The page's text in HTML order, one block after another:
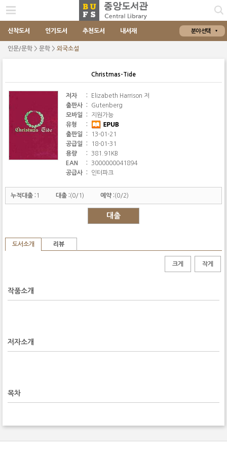
신착도서 인기도서 추천도서 내서재 분야 선택
인문/문학 > 문학 > 외국소설
Christmas-Tide
저자 :
Elizabeth Harrison 저
출판사
:
Gutenberg
모바일
:
지원가능
유형
:
출판일
:
13-01-21
공급일
:
18-01-31
용량
:
381.91KB
EAN
:
3000000041894
공급사
: 인터파크
누적대출 : 1 대출 :(0/1) 예약 :(0/2)
대출
도서소개 리뷰
크게 작게
작품소개
저자소개
목차